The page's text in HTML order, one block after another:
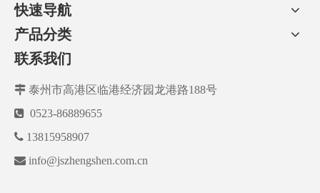
快速导航
产品分类
联系我们
 泰州市高港区临港经济园龙港路188号
 0523-86889655
 13815958907
 info@jszhengshen.com.cn